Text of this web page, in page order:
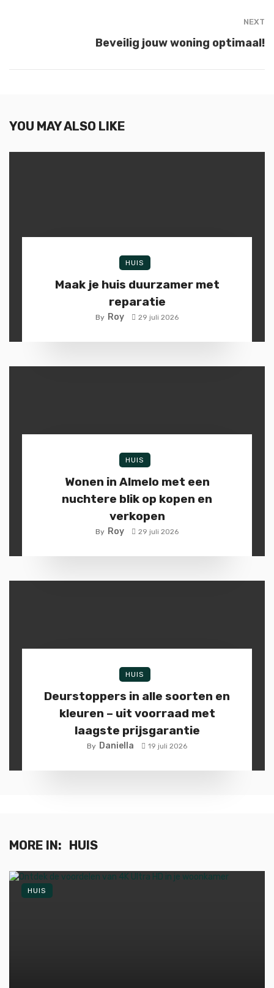
NEXT
Beveilig jouw woning optimaal!
YOU MAY ALSO LIKE
HUIS
Maak je huis duurzamer met
reparatie
By Roy 29 juli 2026
HUIS
Wonen in Almelo met een
nuchtere blik op kopen en
verkopen
By Roy 29 juli 2026
HUIS
Deurstoppers in alle soorten en
kleuren – uit voorraad met
laagste prijsgarantie
By Daniella 19 juli 2026
MORE IN: HUIS
HUIS